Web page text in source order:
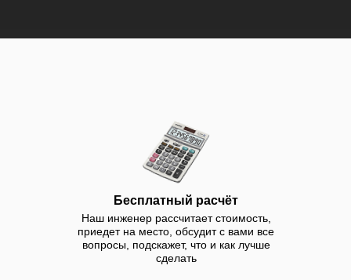
Гарантия на строительство
бассейнов в Томске до 10
лет. Делаем на совесть.
Построим под ключ за 1
месяц. Цены ниже средних.
У нас вы можете заказать
строительство бассейнов
Бесплатный расчёт
Наш инженер рассчитает стоимость,
приедет на место, обсудит с вами все
вопросы, подскажет, что и как лучше
сделать